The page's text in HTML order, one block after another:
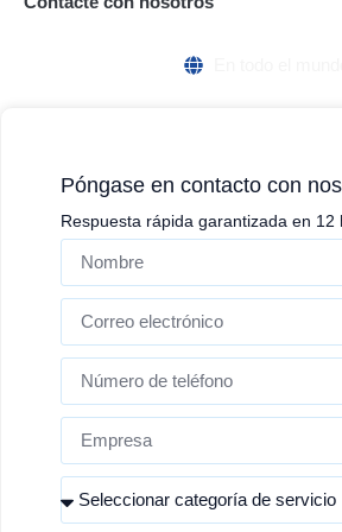
Póngase en contacto con
Respuesta rápida garantizada en 12